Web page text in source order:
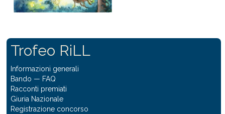
Trofeo RiLL
Informazioni generali
Bando — FAQ
Racconti premiati
Giuria Nazionale
Registrazione concorso